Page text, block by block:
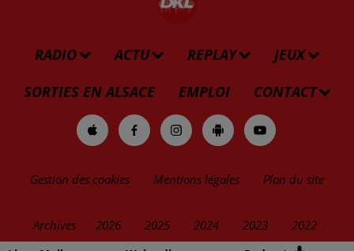
RADIO ACTU REPLAY
JEUX
SORTIES EN ALSACE
EMPLOI CONTACT
Gestion des cookies Mentions légales Plan du site
Archives 2026 2025 2024 2023 2022